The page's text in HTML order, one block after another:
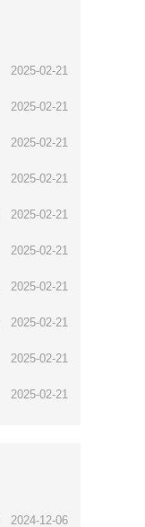
2025-02-21
2025-02-21
2025-02-21
2025-02-21
2025-02-21
2025-02-21
2025-02-21
2025-02-21
2025-02-21
2025-02-21
2024-12-06